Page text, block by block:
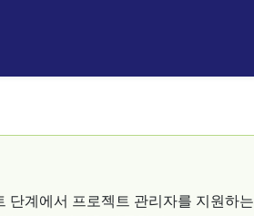
단계에서 프로젝트 관리자를 지원하는